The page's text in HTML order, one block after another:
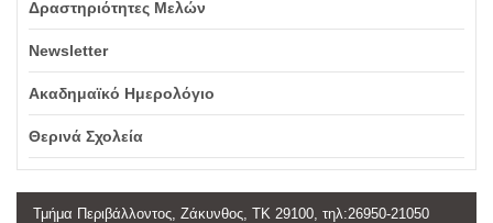
Δραστηριότητες Μελών
Newsletter
Ακαδημαϊκό Ημερολόγιο
Θερινά Σχολεία
Τμήμα Περιβάλλοντος, Ζάκυνθος, ΤΚ 29100, τηλ:26950-21050